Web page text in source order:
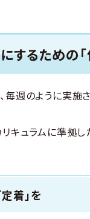
するための
週のように実施
キュラムに準拠
着」を